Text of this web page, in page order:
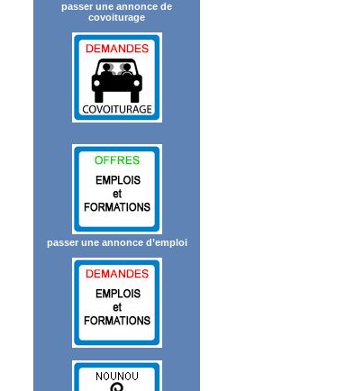
passer une annonce de
covoiturage
passer une annonce d’emploi